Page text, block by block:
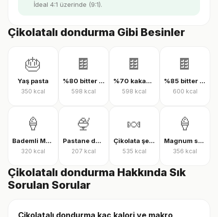
İdeal 4:1 üzerinde (9:1).
Çikolatalı dondurma Gibi Besinler
🎂
Yaş pasta
350 kcal
🍫
%80 bitter çikolata
598 kcal
🍫
%70 kakaolu bitter çikolata
598 kcal
🍫
%85 bitter çikolata
600 kcal
🍦
Bademli Magnum dondurma
320 kcal
🍨
Pastane dondurması
207 kcal
🍬
Çikolata şekeri
535 kcal
🍦
Magnum sandviç bademli dondurma
356 kcal
Çikolatalı dondurma Hakkında Sık
Sorulan Sorular
Çikolatalı dondurma kaç kalori ve makro